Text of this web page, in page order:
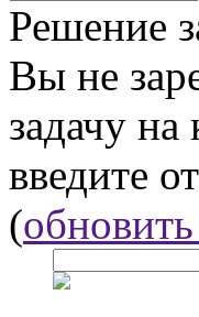
Решение
Вы не
задачу на
введите
(